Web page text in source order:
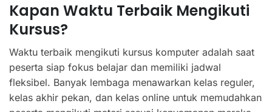
Kapan Waktu Terbaik Mengikuti
Kursus?
Waktu terbaik mengikuti kursus komputer adalah saat
peserta siap fokus belajar dan memiliki jadwal
fleksibel. Banyak lembaga menawarkan kelas reguler,
kelas akhir pekan, dan kelas online untuk memudahkan